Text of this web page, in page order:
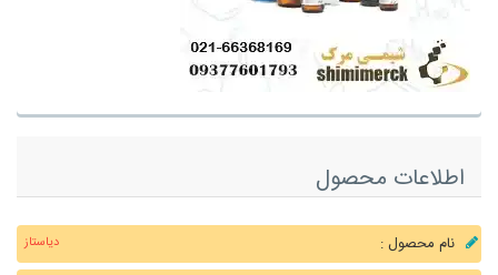
اطلاعات محصول
نام محصول : دیاستاز